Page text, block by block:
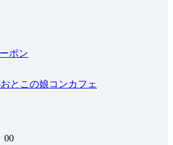
ポン
おとこの娘コンカフェ
00